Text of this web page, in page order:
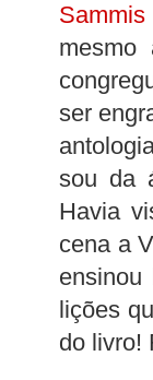
Sammis
ser
sou da
Havia
cena a
lições
do livro!